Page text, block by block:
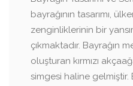
bayrağının tasarımı,
zenginliklerinin bir
çıkmaktadır. Bayrağın
oluşturan kırmızı
simgesi haline gelmiştir.